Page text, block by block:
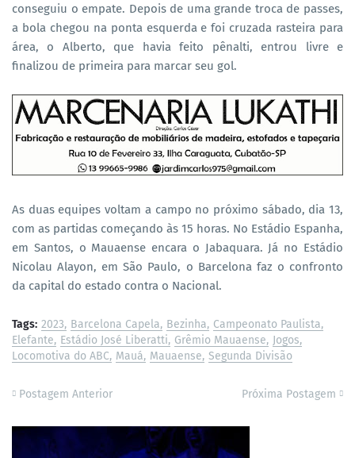
conseguiu o empate. Depois de uma grande troca de passes,
a bola chegou na ponta esquerda e foi cruzada rasteira para
área, o Alberto, que havia feito pênalti, entrou livre e
finalizou de primeira para marcar seu gol.
As duas equipes voltam a campo no próximo sábado, dia 13,
com as partidas começando às 15 horas. No Estádio Espanha,
em Santos, o Mauaense encara o Jabaquara. Já no Estádio
Nicolau Alayon, em São Paulo, o Barcelona faz o confronto
da capital do estado contra o Nacional.
Tags: 2023 Barcelona Capela Bezinha Campeonato Paulista
Elefante Estádio José Liberatti Grêmio Mauaense Jogos
Locomotiva do ABC Mauá Mauaense Segunda Divisão
Postagem Anterior Próxima Postagem